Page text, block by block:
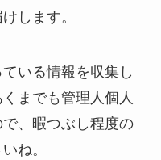
します。
いる情報を収集し
までも管理人個人
、暇つぶし程度の
ね。